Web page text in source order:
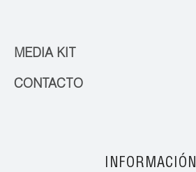
MEDIA KIT
CONTACTO
INFORMACIÓN